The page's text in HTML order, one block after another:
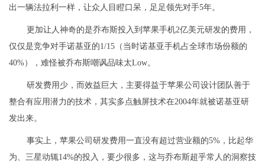
出一辆法拉利一样，让众人目瞪口呆，足足领先对手5年。
更加让人神奇的是乔布斯投入到苹果手机2亿美元研发的费用，
仅仅是竞争对手诺基亚的1/15（当时诺基亚手机占全球市场份额的
40%），难怪被乔布斯嘲讽品味太Low。
研发费用少，而效益巨大，主要得益于苹果公司设计团队善于
整合有应用潜力的技术，其实多点触屏技术在2004年就被诺基亚研
发出来。
事实上，苹果公司研发费用一直没有超过营业额的5%，比起华
为、三星动辄14%的投入，要少很多，这与乔布斯超乎常人的洞察技